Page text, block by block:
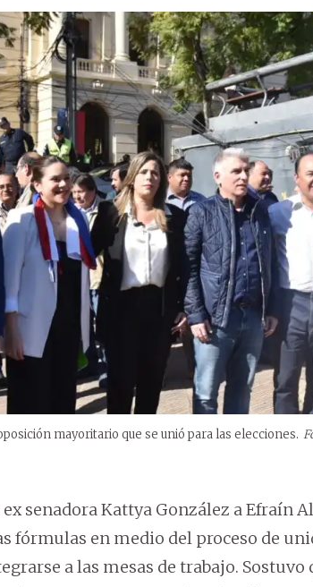
mayoritario que se unió para las elecciones.
senadora Kattya González a Efraín
fórmulas en medio del proceso de
a las mesas de trabajo. Sostuvo